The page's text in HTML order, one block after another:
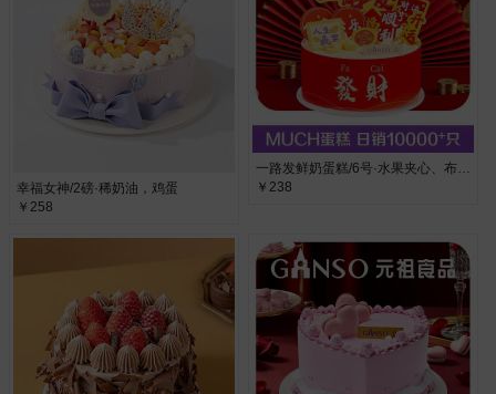
幸福女神/2磅·稀奶油，鸡蛋
￥258
一路发鲜奶蛋糕/6号·水果夹心、布丁夹心
￥238